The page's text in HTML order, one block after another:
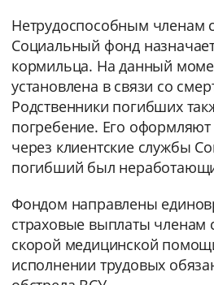
Нетрудоспособным членам
Социальный фонд
кормильца. На данный
установлена в связи со
Родственники погибших
погребение. Его
через клиентские службы
погибший был
Фондом направлены
страховые выплаты членам
скорой медицинской
исполнении трудовых